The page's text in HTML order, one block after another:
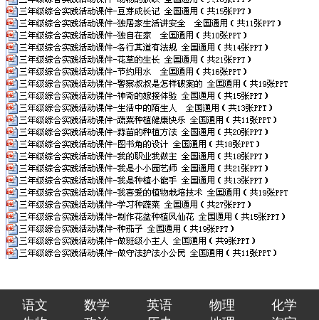
语文 数学 英语 物理
化学